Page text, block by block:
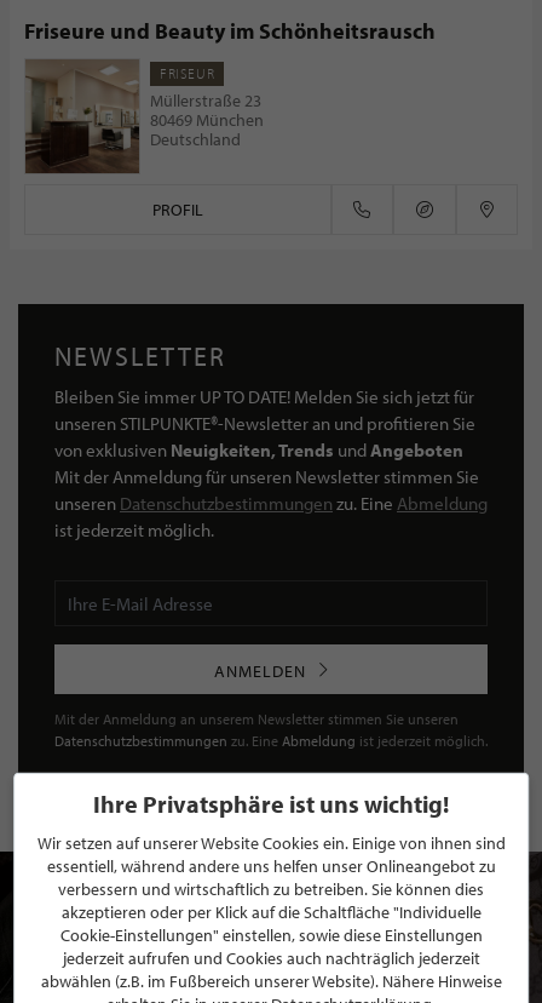
Friseure und Beauty im Schönheitsrausch
FRISEUR
Müllerstraße 23
80469 München
Deutschland
PROFIL
NEWSLETTER
Bleiben Sie immer UP TO DATE! Melden Sie sich jetzt für
unseren STILPUNKTE®-Newsletter an und profitieren Sie
von exklusiven Neuigkeiten, Trends undAngeboten
Mit der Anmeldung für unseren Newsletter stimmen Sie
unseren Datenschutzbestimmungen zu. Eine Abmeldung
ist jederzeit möglich.
ANMELDEN
Mit der Anmeldung an unserem Newsletter stimmen Sie unseren
Datenschutzbestimmungen zu. Eine Abmeldung ist jederzeit möglich.
Ihre Privatsphäre ist uns wichtig!
Wir setzen auf unserer Website Cookies ein. Einige von ihnen sind
essentiell, während andere uns helfen unser Onlineangebot zu
verbessern und wirtschaftlich zu betreiben. Sie können dies
akzeptieren oder per Klick auf die Schaltfläche "Individuelle
Cookie-Einstellungen" einstellen, sowie diese Einstellungen
jederzeit aufrufen und Cookies auch nachträglich jederzeit
abwählen (z.B. im Fußbereich unserer Website). Nähere Hinweise